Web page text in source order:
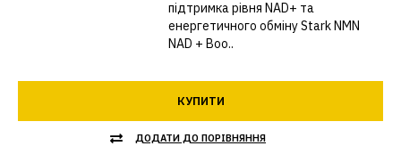
підтримка рівня NAD+ та
енергетичного обміну Stark NMN
NAD + Boo..
КУПИТИ
ДОДАТИ ДО ПОРІВНЯННЯ